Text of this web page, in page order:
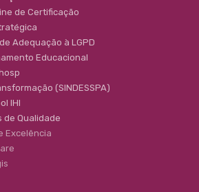
de Certificação
Adequação à LGPD
Educacional
(SINDESSPA)
IHI
de Qualidade
Excelência